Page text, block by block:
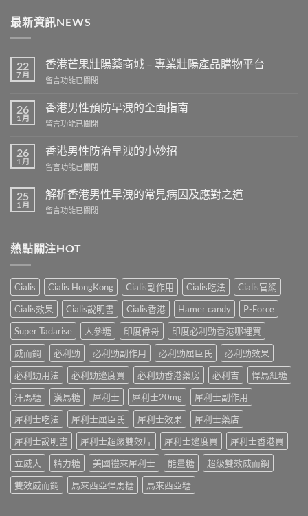
最新資訊NEWS
22
7 月
香港芒果壯陽藥商城 – 專業壯陽產品購物平台
在
港
芒
果
陽
藥
商
–
專
陽
產
購
物
平
台〉
中
留言功能已關閉
26
1 月
香港男性預防早洩的全面指南
在
港
男
性
防
早
洩
面
中
留言功能已關閉
26
1 月
香港男性防治早洩的小妙招
在
港
男
性
早
小
妙
招〉
中
留言功能已關閉
25
1 月
解析香港男性早洩的常見病因及應對之道
在
香
港
性
早
洩
的
常
見
因
及
應
之
道〉
中
留言功能已關閉
熱點關注HOT
Cialis Cialis HongKong Cialis副作用 Cialis吃法
Cialis官網
Cialis效果
Cialis說明書 Cialis香港 Hamer candy
P-Force
Super Tadarise
人參糖 印度偉哥
印度必利勁香港哪裡買
威而鋼
必利勁 必利勁副作用 必利勁屈臣氏
必利勁效果
必利勁用法
必利勁邊度買 必利勁香港藥房 必利吉
悍馬紅糖
汗馬糖
漢馬糖 犀利士 犀利士20mg
犀利士副作用
犀利士吃法
犀利士屈臣氏 犀利士效果
犀利士藥店
犀利士說明書
犀利士超級雙效片 犀利士邊度買
犀利士香港買
立威大
精力糖 美國禮來犀利士 能量糖
超級雙效威而鋼
雙效威而鋼
馬來西亞悍馬糖 馬來西亞糖